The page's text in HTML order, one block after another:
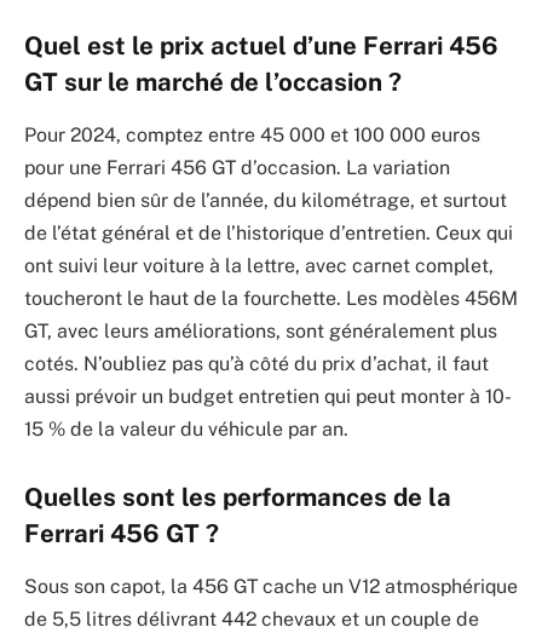
Quel est le prix actuel d’une Ferrari 456
GT sur le marché de l’occasion ?
Pour 2024, comptez entre 45 000 et 100 000 euros
pour une Ferrari 456 GT d’occasion. La variation
dépend bien sûr de l’année, du kilométrage, et surtout
de l’état général et de l’historique d’entretien. Ceux qui
ont suivi leur voiture à la lettre, avec carnet complet,
toucheront le haut de la fourchette. Les modèles 456M
GT, avec leurs améliorations, sont généralement plus
cotés. N’oubliez pas qu’à côté du prix d’achat, il faut
aussi prévoir un budget entretien qui peut monter à 10-
15 % de la valeur du véhicule par an.
Quelles sont les performances de la
Ferrari 456 GT ?
Sous son capot, la 456 GT cache un V12 atmosphérique
de 5,5 litres délivrant 442 chevaux et un couple de